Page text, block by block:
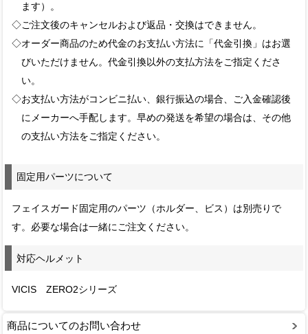
ます）。
◇ご注文後のキャンセルおよび返品・交換はできません。
◇オーダー商品のため代金のお支払い方法に「代金引換」はお選
びいただけません。代金引換以外の支払方法をご指定くださ
い。
◇お支払い方法がコンビニ払い、銀行振込の場合、ご入金確認後
にメーカーへ手配します。早めの発送を希望の場合は、その他
の支払い方法をご指定ください。
固定用パーツについて
フェイスガード固定用のパーツ（ホルダー、ビス）は別売りで
す。必要な場合は一緒にご注文ください。
対応ヘルメット
VICIS ZERO2シリーズ
商品についてのお問い合わせ